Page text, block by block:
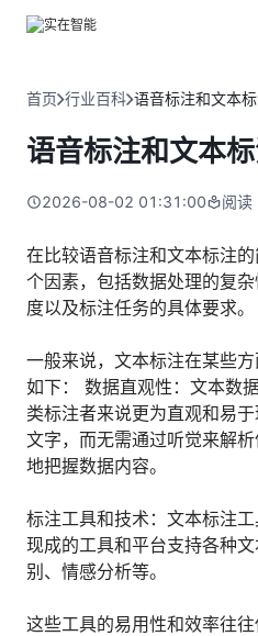
人人都会用的智能体
智能文档审阅平台
实在 RPA 机器人
可靠的机器人终端
实在 RPA 控制器
全面支持国产信创生态
实在取数宝
一键提数整合，洞察更高效
通信运营商
零售电商
政府及公共服务
能源及制造业
医药行业
金融
运营商
政府
统计税务 | 行政审批 | 基层减负
资质审核 | 合同审核 | 一项一
制造业
订单生成 | 库存管控 | 物流监
司法
智能辅办 | 要素提取 | 自动立案
人才数字化
人才培养 | 智能教具 | 智能实训
财务
资源与支持
智能体市场
合作伙伴
客户支持
关于实在
媒体报道
视频动态
加入我们
首页 行业百科 语音标注和文本
语音标注和文本
2026-08-02 01:31:00 阅读
在比较语音标注和文本标注
个因素，包括数据处理的复
度以及标注任务的具体要求。
一般来说，文本标注在某些
如下： 数据直观性：文本数
类标注者来说更为直观和易
文字，而无需通过听觉来解
地把握数据内容。
标注工具和技术：文本标注
现成的工具和平台支持各种
别、情感分析等。
这些工具的易用性和效率往